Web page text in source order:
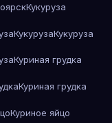
Кукуруза
КукурузаКукуруза
Куриная грудка
Куриная грудка
Куриное яйцо